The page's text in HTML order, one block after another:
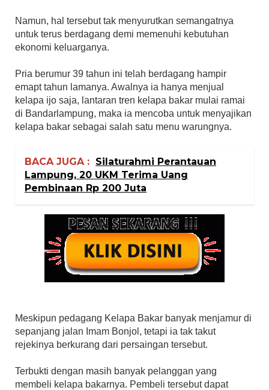
Namun, hal tersebut tak menyurutkan semangatnya
untuk terus berdagang demi memenuhi kebutuhan
ekonomi keluarganya.
Pria berumur 39 tahun ini telah berdagang hampir
emapt tahun lamanya. Awalnya ia hanya menjual
kelapa ijo saja, lantaran tren kelapa bakar mulai ramai
di Bandarlampung, maka ia mencoba untuk menyajikan
kelapa bakar sebagai salah satu menu warungnya.
BACA JUGA : Silaturahmi Perantauan
Lampung, 20 UKM Terima Uang
Pembinaan Rp 200 Juta
Meskipun pedagang Kelapa Bakar banyak menjamur di
sepanjang jalan Imam Bonjol, tetapi ia tak takut
rejekinya berkurang dari persaingan tersebut.
Terbukti dengan masih banyak pelanggan yang
membeli kelapa bakarnya. Pembeli tersebut dapat